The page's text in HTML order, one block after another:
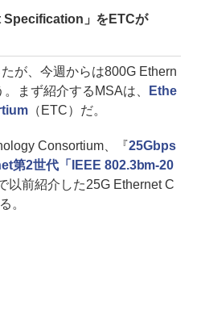
Specification」をETCが
が、今週からは800G Ethern
まず紹介するMSAは、
Ethe
（ETC）だ。
Consortium、『25Gbps
第2世代「IEEE 802.3bm-20
以前紹介した25G Ethernet C
。